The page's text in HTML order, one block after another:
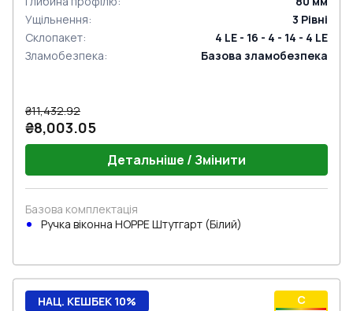
Ущільнення: 3 Рівні
Склопакет:
4 LE - 16 - 4 - 14 - 4 LE
Зламобезпека: Базова зламобезпека
₴11,432.92
₴8,003.05
Детальніше / Змінити
Базова комплектація
Ручка віконна HOPPE Штутгарт (Білий)
C
НАЦ. КЕШБЕК 10%